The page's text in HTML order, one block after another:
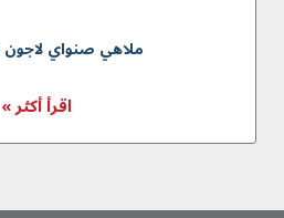
ملاهي صنواي لاجون
اقرأ أكثر »